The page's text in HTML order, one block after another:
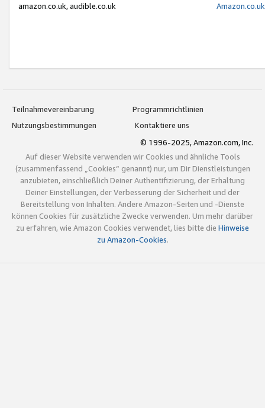
amazon.co.uk, audible.co.uk
Teilnahmevereinbarung
Programmrichtlinien
Nutzungsbestimmungen
Kontaktiere uns
© 1996-2025, Amazon.com, Inc.
Auf dieser Website verwenden wir Cookies und ähnliche Tools
(zusammenfassend „Cookies“ genannt) nur, um Dir Dienstleistungen
anzubieten, einschließlich Deiner Authentifizierung, der Erhaltung
Deiner Einstellungen, der Verbesserung der Sicherheit und der
Bereitstellung von Inhalten. Andere Amazon-Seiten und -Dienste
können Cookies für zusätzliche Zwecke verwenden. Um mehr darüber
zu erfahren, wie Amazon Cookies verwendet, lies bitte die Hinweise
zu Amazon-Cookies.